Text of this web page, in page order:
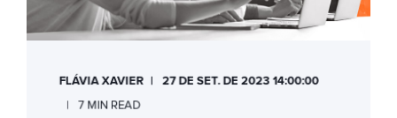
FLÁVIA XAVIER 27 DE SET. DE 2023 14:00:00
7 MIN READ